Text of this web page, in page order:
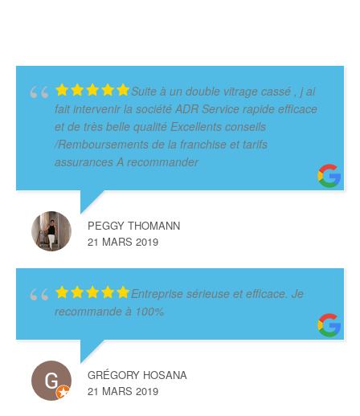
Suite à un double vitrage cassé , j ai
fait intervenir la société ADR Service rapide efficace
et de très belle qualité Excellents conseils
/Remboursements de la franchise et tarifs
assurances A recommander
PEGGY THOMANN
21 MARS 2019
Entreprise sérieuse et efficace. Je
recommande à 100%
GRÉGORY HOSANA
21 MARS 2019